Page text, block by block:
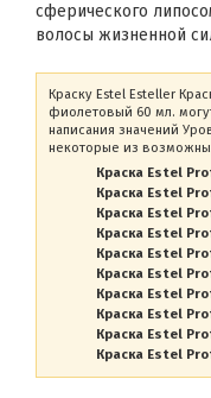
сферического
волосы жизненной
Краску Estel Esteller
фиолетовый 60 мл.
написания значений
некоторые из
Краска Estel
Краска Estel
Краска Estel
Краска Estel
Краска Estel
Краска Estel
Краска Estel
Краска Estel
Краска Estel
Краска Estel